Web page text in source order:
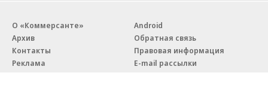
О «Коммерсанте»
Архив
Контакты
Реклама
Android
Обратная связь
Правовая информация
E-mail рассылки